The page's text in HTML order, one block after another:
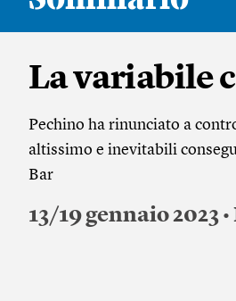
La variabile
Pechino ha rinunciato a
altissimo e inevitabili
Bar
13/19 gennaio 2023